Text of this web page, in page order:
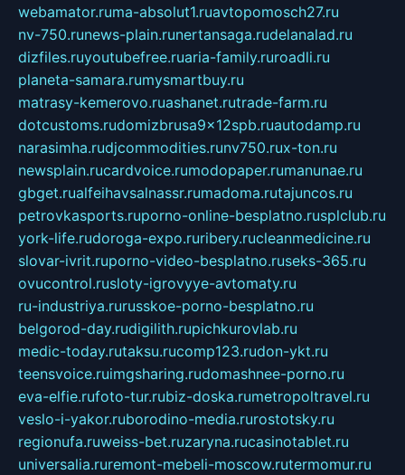
webamator.ruma-absolut1.ruavtopomosch27.ru
nv-750.runews-plain.runertansaga.rudelanalad.ru
dizfiles.ruyoutubefree.ruaria-family.ruroadli.ru
planeta-samara.rumysmartbuy.ru
matrasy-kemerovo.ruashanet.rutrade-farm.ru
dotcustoms.rudomizbrusa9x12spb.ruautodamp.ru
narasimha.rudjcommodities.runv750.rux-ton.ru
newsplain.rucardvoice.rumodopaper.rumanunae.ru
gbget.rualfeihavsalnassr.rumadoma.rutajuncos.ru
petrovkasports.ruporno-online-besplatno.rusplclub.ru
york-life.rudoroga-expo.ruribery.rucleanmedicine.ru
slovar-ivrit.ruporno-video-besplatno.ruseks-365.ru
ovucontrol.rusloty-igrovyye-avtomaty.ru
ru-industriya.rurusskoe-porno-besplatno.ru
belgorod-day.rudigilith.rupichkurovlab.ru
medic-today.rutaksu.rucomp123.rudon-ykt.ru
teensvoice.ruimgsharing.rudomashnee-porno.ru
eva-elfie.rufoto-tur.rubiz-doska.rumetropoltravel.ru
veslo-i-yakor.ruborodino-media.rurostotsky.ru
regionufa.ruweiss-bet.ruzaryna.rucasinotablet.ru
universalia.ruremont-mebeli-moscow.rutermomur.ru